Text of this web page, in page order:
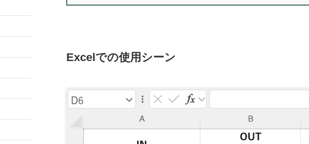
Excelでの使用シーン